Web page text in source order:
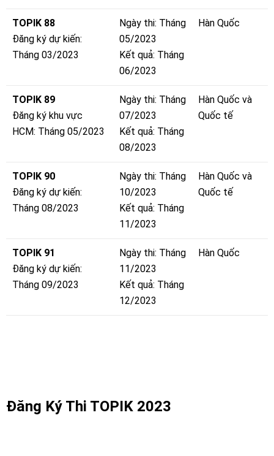
TOPIK 88
Đăng ký dự kiến:
Tháng 03/2023
Ngày thi: Tháng
05/2023
Kết quả: Tháng
06/2023
Hàn Quốc
TOPIK 89
Đăng ký khu vực
HCM: Tháng 05/2023
Ngày thi: Tháng
07/2023
Kết quả: Tháng
08/2023
Hàn Quốc và
Quốc tế
TOPIK 90
Đăng ký dự kiến:
Tháng 08/2023
Ngày thi: Tháng
10/2023
Kết quả: Tháng
11/2023
Hàn Quốc và
Quốc tế
TOPIK 91
Đăng ký dự kiến:
Tháng 09/2023
Ngày thi: Tháng
11/2023
Kết quả: Tháng
12/2023
Hàn Quốc
Đăng Ký Thi TOPIK 2023